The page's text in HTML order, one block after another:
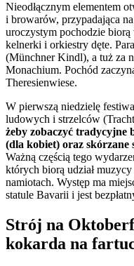
Nieodłącznym elementem
i browarów, przypadająca
uroczystym pochodzie
kelnerki i orkiestry dęte.
(Münchner Kindl), a tuż za
Monachium. Pochód
Theresienwiese.
W pierwszą niedzielę
ludowych i strzelców
żeby zobaczyć
(dla kobiet) oraz skórzane
Ważną częścią tego
których biorą udział
namiotach. Występ ma
statule Bavarii i jest
Strój na
kokarda na